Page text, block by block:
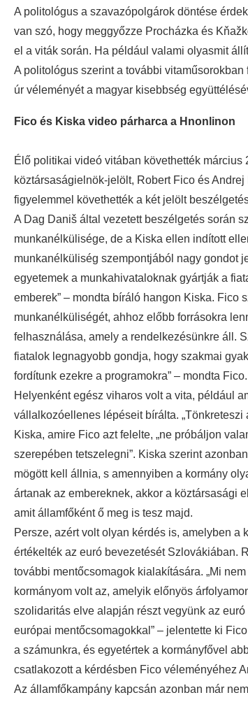
A politológus a szavazópolgárok döntése
van szó, hogy meggyőzze Procházka és
el a viták során. Ha például valami olyasmit
A politológus szerint a további
úr véleményét a magyar kisebbség
Fico és Kiska video párharca a Hnonlinon
Élő politikai videó vitában követhették
köztársaságielnök-jelölt, Robert Fico és
figyelemmel követhették a két jelölt
A Dag Daniš által vezetett beszélgetés során
munkanélkülisége, de a Kiska ellen indított
munkanélküliség szempontjából nagy gondot
egyetemek a munkahivataloknak gyártják a
emberek” – mondta bíráló hangon Kiska. Fico
munkanélküliségét, ahhoz előbb forrásokra
felhasználása, amely a rendelkezésünkre áll.
fiatalok legnagyobb gondja, hogy szakmai
fordítunk ezekre a programokra” – mondta Fico.
Helyenként egész viharos volt a vita, például
vállalkozóellenes lépéseit bírálta. „Tönkreteszi
Kiska, amire Fico azt felelte, „ne próbáljon
szerepében tetszelegni”. Kiska szerint
mögött kell állnia, s amennyiben a kormány
ártanak az embereknek, akkor a köztársasági
amit államfőként ő meg is tesz majd.
Persze, azért volt olyan kérdés is, amelyben
értékelték az euró bevezetését Szlovákiában.
további mentőcsomagok kialakítására. „Mi
kormányom volt az, amelyik előnyös
szolidaritás elve alapján részt vegyünk az
európai mentőcsomagokkal” – jelentette ki
a számunkra, és egyetértek a kormányfővel
csatlakozott a kérdésben Fico véleményéhez
Az államfőkampány kapcsán azonban már